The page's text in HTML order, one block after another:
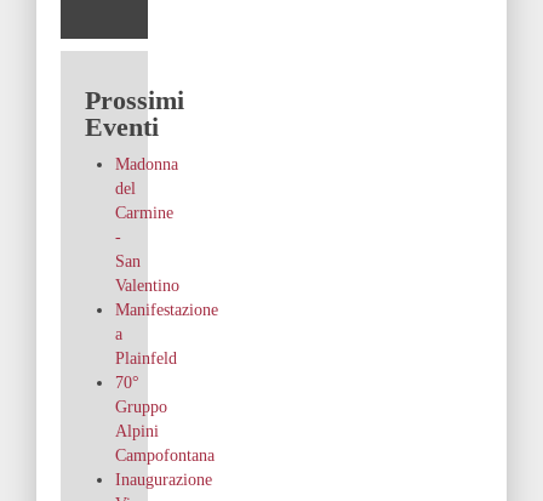
Prossimi
Eventi
Madonna
del
Carmine
-
San
Valentino
Manifestazione
a
Plainfeld
70°
Gruppo
Alpini
Campofontana
Inaugurazione